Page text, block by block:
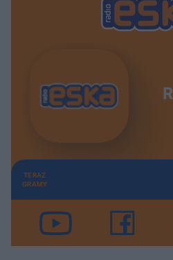
TERAZ
GRAMY